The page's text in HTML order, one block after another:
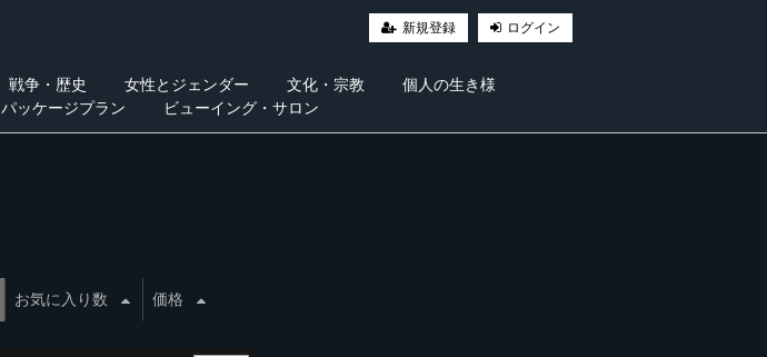
新規登録 ログイン
戦争・歴史 女性とジェンダー 文化・宗教
個人の生き様
パッケージプラン ビューイング・サロン
お気に入り数 価格